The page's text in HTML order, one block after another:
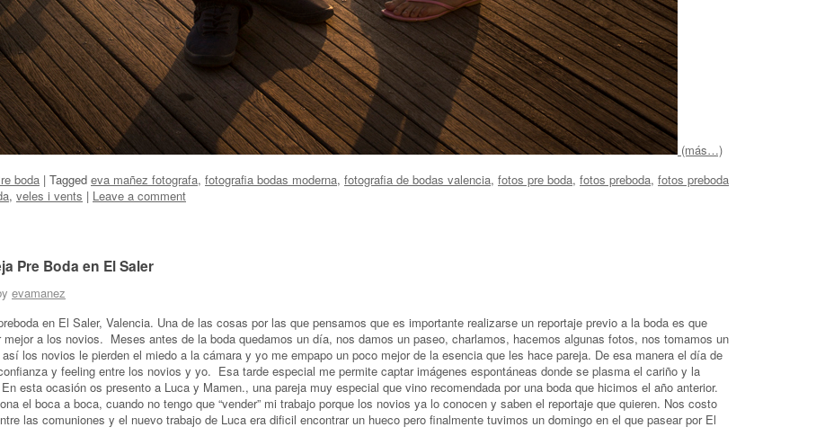
(más…)
boda | Tagged eva mañez fotografa, fotografia bodas moderna, fotografia de bodas valencia, fotos pre boda, fotos preboda, fotos preboda
, veles i vents | Leave a comment
Pre Boda en El Saler
evamanez
en El Saler, Valencia. Una de las cosas por las que pensamos que es importante realizarse un reportaje previo a la boda es que
a los novios. Meses antes de la boda quedamos un día, nos damos un paseo, charlamos, hacemos algunas fotos, nos tomamos un
los novios le pierden el miedo a la cámara y yo me empapo un poco mejor de la esencia que les hace pareja. De esa manera el día de
y feeling entre los novios y yo. Esa tarde especial me permite captar imágenes espontáneas donde se plasma el cariño y la
esta ocasión os presento a Luca y Mamen., una pareja muy especial que vino recomendada por una boda que hicimos el año anterior.
el boca a boca, cuando no tengo que “vender” mi trabajo porque los novios ya lo conocen y saben el reportaje que quieren. Nos costo
las comuniones y el nuevo trabajo de Luca era dificil encontrar un hueco pero finalmente tuvimos un domingo en el que pasear por El